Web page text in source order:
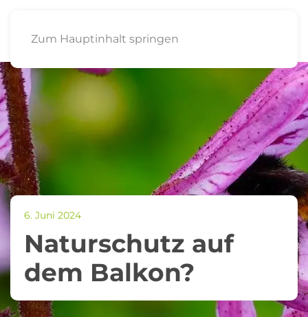
Zum Hauptinhalt springen
6. Juni 2024
Naturschutz auf
dem Balkon?